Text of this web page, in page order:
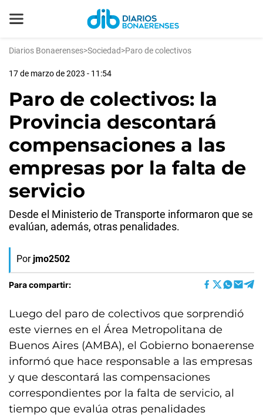
Diarios Bonaerenses>Sociedad>Paro de colectivos
17 de marzo de 2023 - 11:54
Paro de colectivos: la
Provincia descontará
compensaciones a las
empresas por la falta de
servicio
Desde el Ministerio de Transporte informaron que se
evalúan, además, otras penalidades.
Por jmo2502
Para compartir:
Luego del paro de colectivos que sorprendió
este viernes en el Área Metropolitana de
Buenos Aires (AMBA), el Gobierno bonaerense
informó que hace responsable a las empresas
y que descontará las compensaciones
correspondientes por la falta de servicio, al
tiempo que evalúa otras penalidades